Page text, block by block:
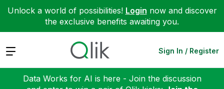
Unlock a world of possibilities! Login now and discover
the exclusive benefits awaiting you.
Expand Sign In / Register
Data Works for AI is here - Join the discussion